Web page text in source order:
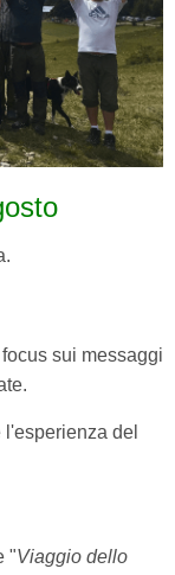
sui messaggi
del
"Viaggio dello